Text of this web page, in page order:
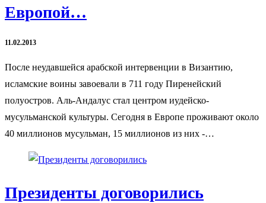
Европой…
11.02.2013
После неудавшейся арабской интервенции в Византию,
исламские воины завоевали в 711 году Пиренейский
полуостров. Аль-Андалус стал центром иудейско-
мусульманской культуры. Сегодня в Европе проживают около
40 миллионов мусульман, 15 миллионов из них -…
Президенты договорились